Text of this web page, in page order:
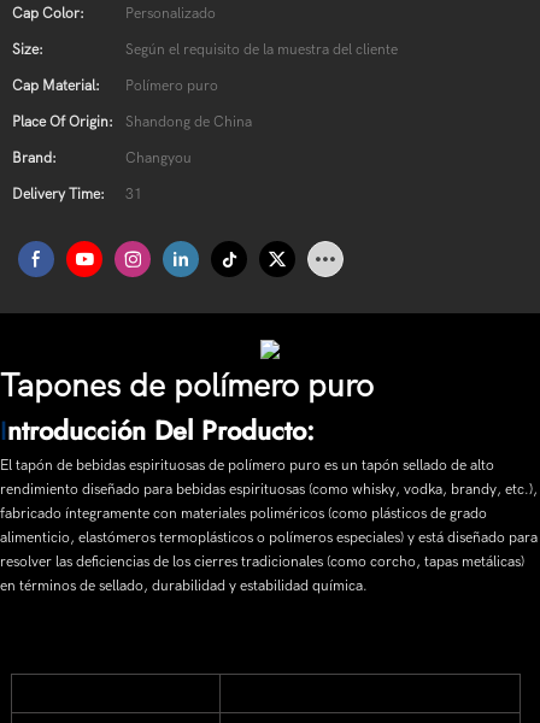
Cap Color: Personalizado
Size: Según el requisito de la muestra del cliente
Cap Material: Polímero puro
Place Of Origin: Shandong de China
Brand: Changyou
Delivery Time: 31
Tapones de polímero puro
INtroducción Del Producto:
El tapón de bebidas espirituosas de polímero puro es un tapón sellado de alto
rendimiento diseñado para bebidas espirituosas (como whisky, vodka, brandy, etc.),
fabricado íntegramente con materiales poliméricos (como plásticos de grado
alimenticio, elastómeros termoplásticos o polímeros especiales) y está diseñado para
resolver las deficiencias de los cierres tradicionales (como corcho, tapas metálicas)
en términos de sellado, durabilidad y estabilidad química.